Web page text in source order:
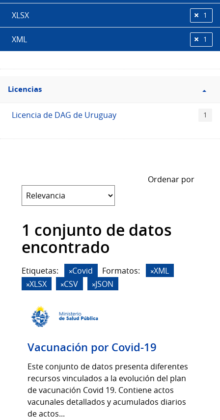
XLSX 1
XML 1
Filtro
Licencias
Licencias
Licencia de DAG de Uruguay 1
Ordenar por
1 conjunto de datos
encontrado
Etiquetas: Covid Formatos:
XML
XLSX
CSV JSON
Vacunación por Covid-19
Este conjunto de datos presenta diferentes
recursos vinculados a la evolución del plan
de vacunación Covid 19. Contiene actos
vacunales detallados y acumulados diarios
de actos...